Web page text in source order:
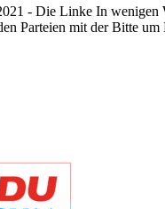
- Die Linke In
Parteien mit der Bitte